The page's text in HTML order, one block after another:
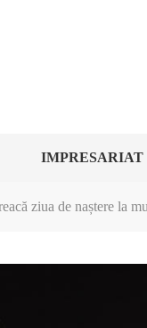
IMPRESARIAT
ziua de naștere la